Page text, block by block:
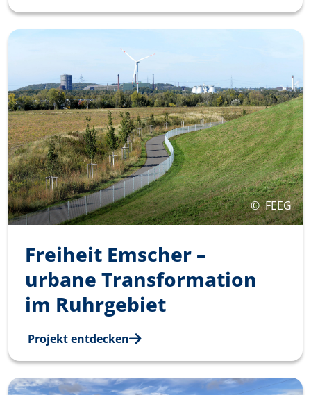
© FEEG
Freiheit Emscher –
urbane­ Transformation
im Ruhrgebiet
Projekt entdecken